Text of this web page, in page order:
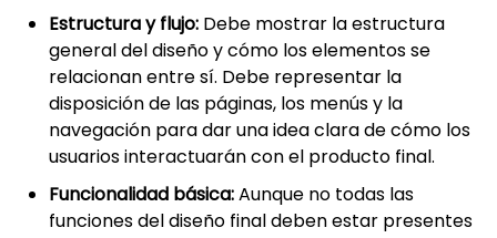
Estructura y flujo: Debe mostrar la estructura
general del diseño y cómo los elementos se
relacionan entre sí. Debe representar la
disposición de las páginas, los menús y la
navegación para dar una idea clara de cómo los
usuarios interactuarán con el producto final.
Funcionalidad básica:Aunque no todas las
funciones del diseño final deben estar presentes